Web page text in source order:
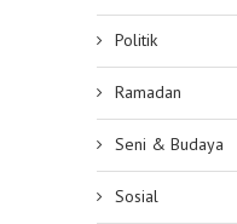
Politik
Ramadan
Seni & Budaya
Sosial